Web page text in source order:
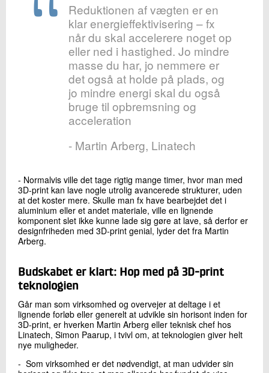
Reduktionen af vægten er en
klar energieffektivisering – fx
når du skal accelerere noget op
eller ned i hastighed. Jo mindre
masse du har, jo nemmere er
det også at holde på plads, og
jo mindre energi skal du også
bruge til opbremsning og
acceleration
- Martin Arberg, Linatech
- Normalvis ville det tage rigtig mange timer, hvor man med
3D-print kan lave nogle utrolig avancerede strukturer, uden
at det koster mere. Skulle man fx have bearbejdet det i
aluminium eller et andet materiale, ville en lignende
komponent slet ikke kunne lade sig gøre at lave, så derfor er
designfriheden med 3D-print genial, lyder det fra Martin
Arberg.
Budskabet er klart: Hop med på 3D-print
teknologien
Går man som virksomhed og overvejer at deltage i et
lignende forløb eller generelt at udvikle sin horisont inden for
3D-print, er hverken Martin Arberg eller teknisk chef hos
Linatech, Simon Paarup, i tvivl om, at teknologien giver helt
nye muligheder.
- Som virksomhed er det nødvendigt, at man udvider sin